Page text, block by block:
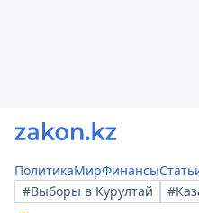
ПолитикаМирФинансы
#Выборы в Курултай